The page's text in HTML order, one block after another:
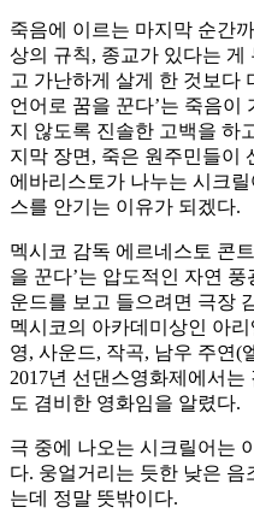
죽음에 이르는 마지막 순간
상의 규칙, 종교가 있다는 게
고 가난하게 살게 한 것보다
언어로 꿈을 꾼다’는 죽음이
지 않도록 진솔한 고백을 하
지막 장면, 죽은 원주민들이
에바리스토가 나누는 시크
스를 안기는 이유가 되겠다.
멕시코 감독 에르네스토 콘
을 꾼다’는 압도적인 자연
운드를 보고 들으려면 극장
멕시코의 아카데미상인 아
영, 사운드, 작곡, 남우 주연(
2017년 선댄스영화제에서
도 겸비한 영화임을 알렸다.
극 중에 나오는 시크릴어는
다. 웅얼거리는 듯한 낮은
는데 정말 뜻밖이다.